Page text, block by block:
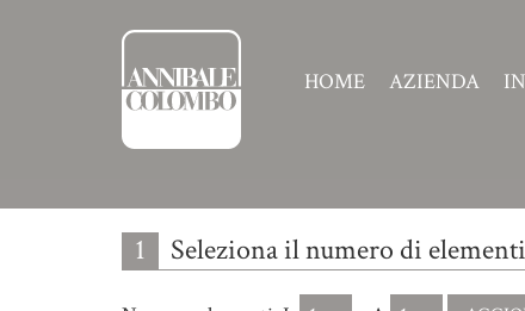
HOME AZIENDA
1 Seleziona il numero di elementi